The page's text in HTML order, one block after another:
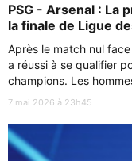
PSG - Arsenal : La
la finale de Ligue
Après le match nul
a réussi à se qualifier
champions. Les
7 mai 2026 à 23h45